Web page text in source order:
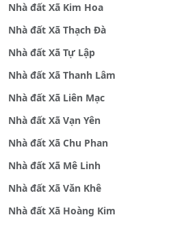
Nhà đất Xã Kim Hoa
Nhà đất Xã Thạch Đà
Nhà đất Xã Tự Lập
Nhà đất Xã Thanh Lâm
Nhà đất Xã Liên Mạc
Nhà đất Xã Vạn Yên
Nhà đất Xã Chu Phan
Nhà đất Xã Mê Linh
Nhà đất Xã Văn Khê
Nhà đất Xã Hoàng Kim